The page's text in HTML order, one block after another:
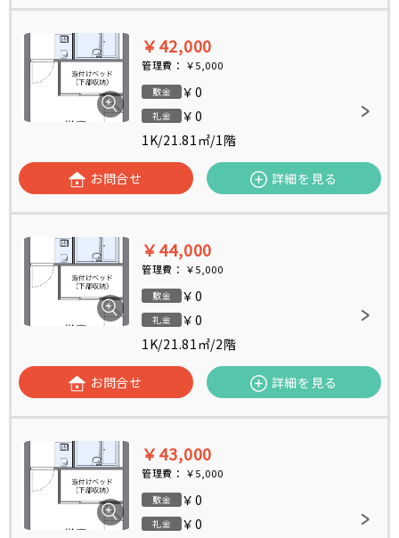
￥42,000
管理費： ￥5,000
敷金 ￥0
礼金
￥0
1K/21.81㎡/1階
お問合せ 詳細を見る
￥44,000
管理費： ￥5,000
敷金 ￥0
礼金
￥0
1K/21.81㎡/2階
お問合せ 詳細を見る
￥43,000
管理費： ￥5,000
敷金 ￥0
礼金
￥0